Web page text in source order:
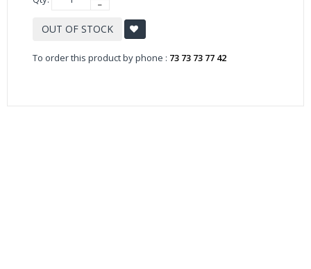
OUT OF STOCK
To order this product by phone : 73 73 73 77 42